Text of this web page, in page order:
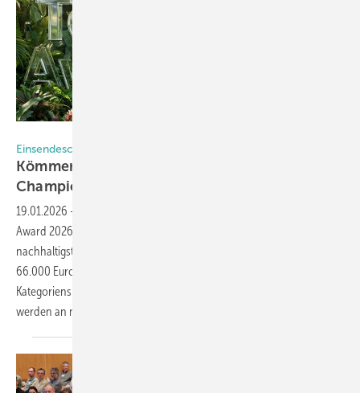
Einsendeschluss 15.02.
Kömmerling sucht die Nachhaltigkeits-
Champions der
19.01.2026 -
Award 2026 ausgeschrieben und sucht international die
nachhaltigsten Projekte seiner Fenstersystem-Kunden. Insgesamt
66.000 Euro Preisgeld stehen zur Verfügung – die beiden
Kategoriensieger erhalten jeweils 10.000 Euro. Alle Preisgelder
werden an nachhaltige Projekte oder Institutionen